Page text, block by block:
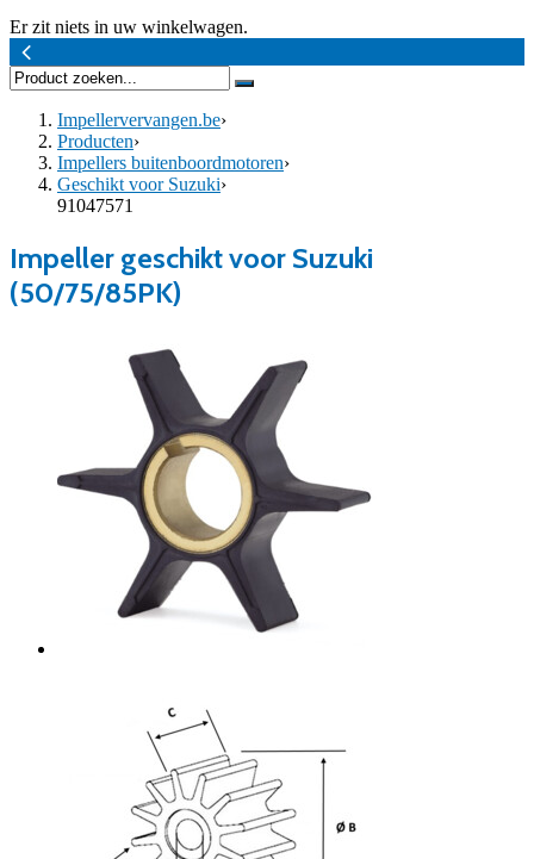
Er zit niets in uw winkelwagen.
Impellervervangen.be›
Producten›
Impellers buitenboordmotoren›
Geschikt voor Suzuki›
91047571
Impeller geschikt voor Suzuki
(50/75/85PK)